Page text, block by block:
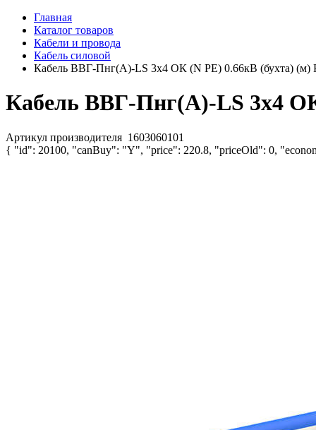
Главная
Каталог товаров
Кабели и провода
Кабель силовой
Кабель ВВГ-Пнг(А)-LS 3х4 ОК (N PE) 0.66кВ (бухта) (м)
Кабель ВВГ-Пнг(А)-LS 3х4
Артикул производителя 1603060101
{ "id": 20100, "canBuy": "Y", "price": 220.8, "priceOld": 0,